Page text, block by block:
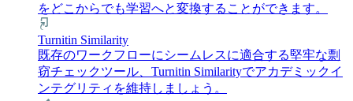
をどこからでも学習へと変換することができます。
Turnitin Similarity
既存のワークフローにシームレスに適合する堅牢な剽
窃チェックツール、Turnitin Similarityでアカデミックイ
ンテグリティを維持しましょう。